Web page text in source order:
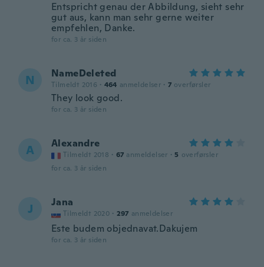
Entspricht genau der Abbildung, sieht sehr
gut aus, kann man sehr gerne weiter
empfehlen, Danke.
for ca. 3 år siden
N NameDeleted
Tilmeldt 2016 · 464 anmeldelser · 7 overførsler
They look good.
for ca. 3 år siden
A Alexandre
Tilmeldt 2018 · 67 anmeldelser · 5 overførsler
for ca. 3 år siden
J Jana
Tilmeldt 2020 · 297 anmeldelser
Este budem objednavat.Dakujem
for ca. 3 år siden